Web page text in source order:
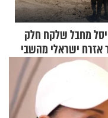
מחבל שלקח חלק
אזרח ישראלי מהשבי